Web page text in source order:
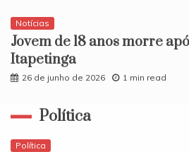
Notícias
​Jovem de 18 anos morre
Itapetinga
26 de junho de 2026 1 min read
Política
Política